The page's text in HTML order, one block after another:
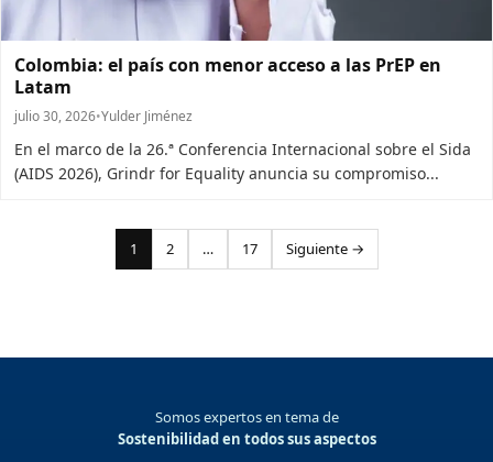
Colombia: el país con menor acceso a las PrEP en
Latam
julio 30, 2026•Yulder Jiménez
En el marco de la 26.ª Conferencia Internacional sobre el Sida
(AIDS 2026), Grindr for Equality anuncia su compromiso...
Paginación
1 2 … 17 Siguiente →
Somos expertos en tema de
Sostenibilidad en todos sus aspectos